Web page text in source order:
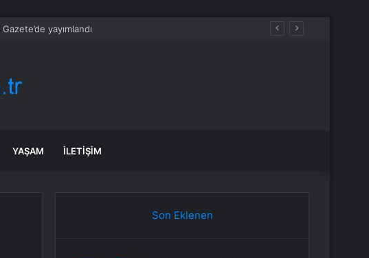
noktayı koydu
YAŞAM İLETIŞIM
Son Eklenen